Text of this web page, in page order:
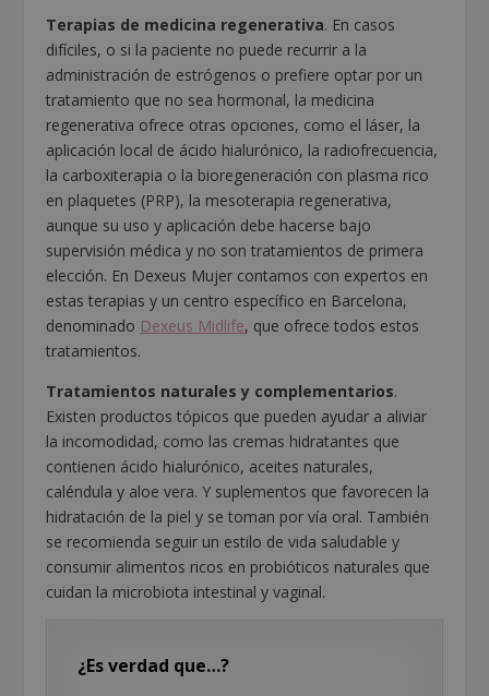
Terapias de medicina regenerativa. En casos
difíciles, o si la paciente no puede recurrir a la
administración de estrógenos o prefiere optar por un
tratamiento que no sea hormonal, la medicina
regenerativa ofrece otras opciones, como el láser, la
aplicación local de ácido hialurónico, la radiofrecuencia,
la carboxiterapia o la bioregeneración con plasma rico
en plaquetes (PRP), la mesoterapia regenerativa,
aunque su uso y aplicación debe hacerse bajo
supervisión médica y no son tratamientos de primera
elección. En Dexeus Mujer contamos con expertos en
estas terapias y un centro específico en Barcelona,
denominado Dexeus Midlife, que ofrece todos estos
tratamientos.
Tratamientos naturales y complementarios.
Existen productos tópicos que pueden ayudar a aliviar
la incomodidad, como las cremas hidratantes que
contienen ácido hialurónico, aceites naturales,
caléndula y aloe vera. Y suplementos que favorecen la
hidratación de la piel y se toman por vía oral. También
se recomienda seguir un estilo de vida saludable y
consumir alimentos ricos en probióticos naturales que
cuidan la microbiota intestinal y vaginal.
¿Es verdad que…?